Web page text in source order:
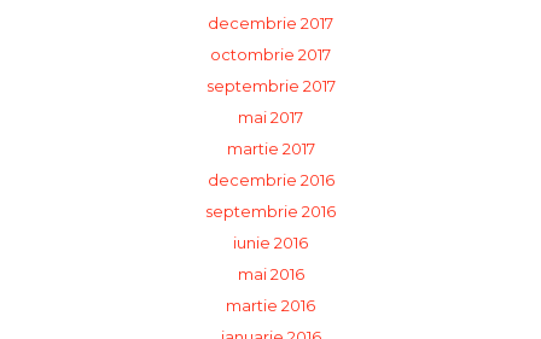
decembrie 2017
octombrie 2017
septembrie 2017
mai 2017
martie 2017
decembrie 2016
septembrie 2016
iunie 2016
mai 2016
martie 2016